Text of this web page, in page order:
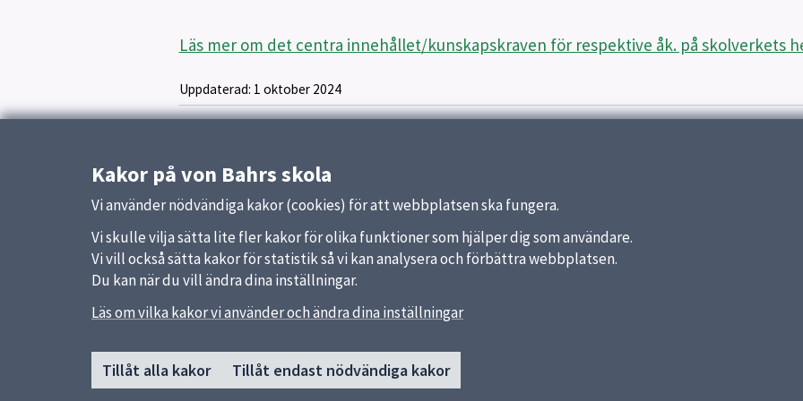
Läs mer om det centra innehållet/kunskapskraven för respektive åk. på skolverkets
Uppdaterad: 1 oktober 2024
Kakor på von Bahrs skola
Vi använder nödvändiga kakor (cookies) för att webbplatsen ska fungera.
Vi skulle vilja sätta lite fler kakor för olika funktioner som hjälper dig som användare.
Vi vill också sätta kakor för statistik så vi kan analysera och förbättra webbplatsen.
Du kan när du vill ändra dina inställningar.
Läs om vilka kakor vi använder och ändra dina inställningar
Tillåt alla kakor Tillåt endast nödvändiga kakor
SidfotHuvudmeny
Start
Snabblänkar
Uppsala kommun